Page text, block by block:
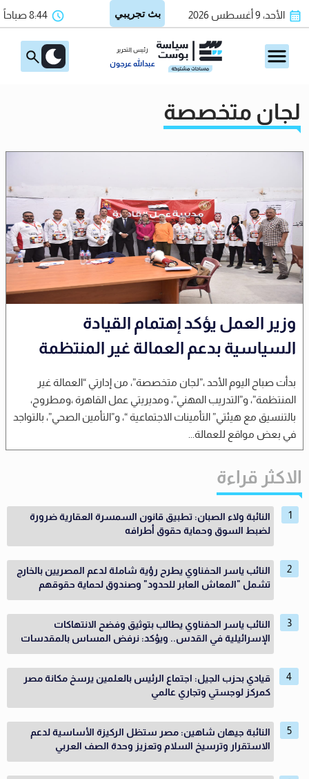
الأحد، 9 أغسطس 2026 8:44 صباحاً
رئيس التحرير
عبدالله عرجون
لجان متخصصة
وزير العمل يؤكد إهتمام القيادة
السياسية بدعم العمالة غير المنتظمة
بدأت صباح اليوم الأحد ،”لجان متخصصة”، من إدارتي “العمالة غير
المنتظمة”، و”التدريب المهني”، ومديريتي عمل القاهرة ،ومطروح،
بالتنسيق مع هيئتي” التأمينات الاجتماعية “، و”التأمين الصحي”، بالتواجد
في بعض مواقع للعمالة...
الاكثر قراءة
النائبة ولاء الصبان: تطبيق قانون السمسرة العقارية ضرورة
لضبط السوق وحماية حقوق أطرافه
النائب ياسر الحفناوي يطرح رؤية شاملة لدعم المصريين بالخارج
تشمل "المعاش العابر للحدود" وصندوق لحماية حقوقهم
النائب ياسر الحفناوي يطالب بتوثيق وفضح الانتهاكات
الإسرائيلية في القدس.. ويؤكد: نرفض المساس بالمقدسات
قيادي بحزب الجيل: اجتماع الرئيس بالعلمين يرسخ مكانة مصر
كمركز لوجستي وتجاري عالمي
النائبة جيهان شاهين: مصر ستظل الركيزة الأساسية لدعم
الاستقرار وترسيخ السلام وتعزيز وحدة الصف العربي